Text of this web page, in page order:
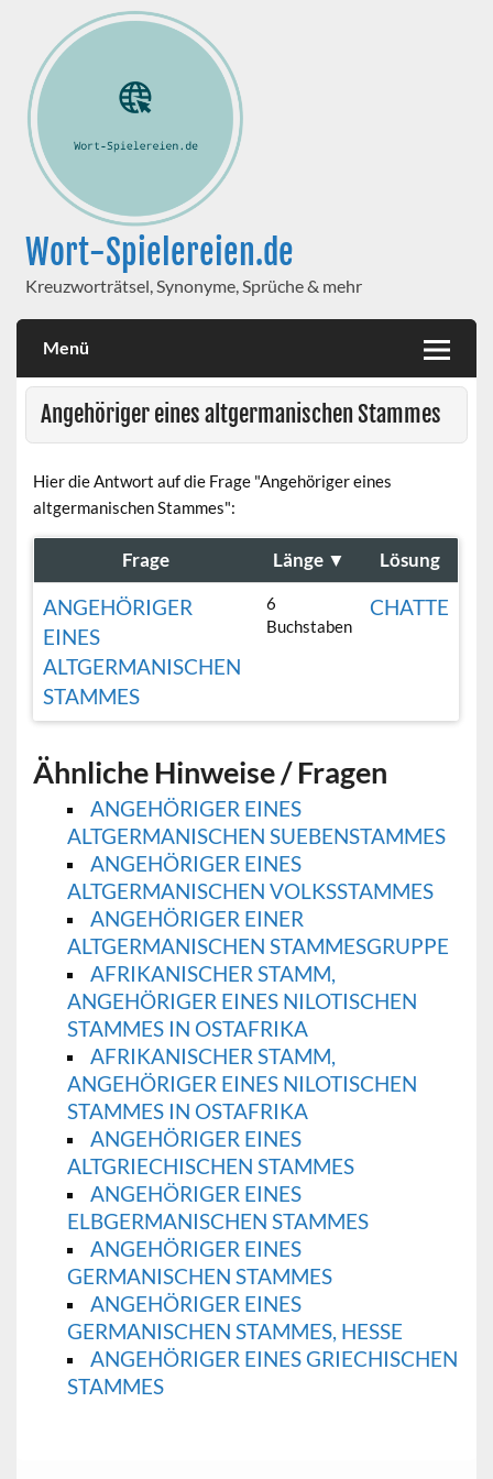
Wort-Spielereien.de
Kreuzworträtsel, Synonyme, Sprüche & mehr
Menü
Angehöriger eines altgermanischen Stammes
Hier die Antwort auf die Frage "Angehöriger eines
altgermanischen Stammes":
Frage Länge ▼ Lösung
ANGEHÖRIGER
EINES
ALTGERMANISCHEN
STAMMES
6
Buchstaben
CHATTE
Ähnliche Hinweise / Fragen
ANGEHÖRIGER EINES
ALTGERMANISCHEN SUEBENSTAMMES
ANGEHÖRIGER EINES
ALTGERMANISCHEN VOLKSSTAMMES
ANGEHÖRIGER EINER
ALTGERMANISCHEN STAMMESGRUPPE
AFRIKANISCHER STAMM,
ANGEHÖRIGER EINES NILOTISCHEN
STAMMES IN OSTAFRIKA
AFRIKANISCHER STAMM,
ANGEHÖRIGER EINES NILOTISCHEN
STAMMES IN OSTAFRIKA
ANGEHÖRIGER EINES
ALTGRIECHISCHEN STAMMES
ANGEHÖRIGER EINES
ELBGERMANISCHEN STAMMES
ANGEHÖRIGER EINES
GERMANISCHEN STAMMES
ANGEHÖRIGER EINES
GERMANISCHEN STAMMES, HESSE
ANGEHÖRIGER EINES GRIECHISCHEN
STAMMES